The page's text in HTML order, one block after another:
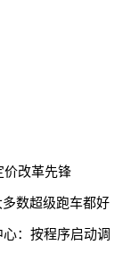
价改革先锋
数超级跑车都好
：按程序启动调